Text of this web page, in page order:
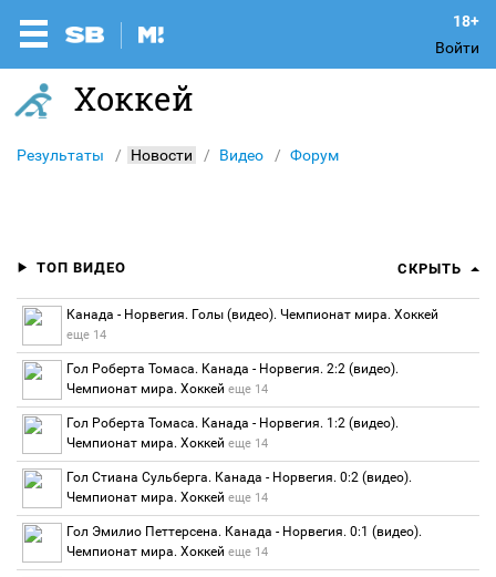
Войти
Хоккей
Результаты Новости Видео Форум
ТОП ВИДЕО СКРЫТЬ
Канада - Норвегия. Голы (видео). Чемпионат мира. Хоккей
еще 14
Гол Роберта Томаса. Канада - Норвегия. 2:2 (видео).
Чемпионат мира. Хоккей еще 14
Гол Роберта Томаса. Канада - Норвегия. 1:2 (видео).
Чемпионат мира. Хоккей еще 14
Гол Стиана Сульберга. Канада - Норвегия. 0:2 (видео).
Чемпионат мира. Хоккей еще 14
Гол Эмилио Петтерсена. Канада - Норвегия. 0:1 (видео).
Чемпионат мира. Хоккей еще 14